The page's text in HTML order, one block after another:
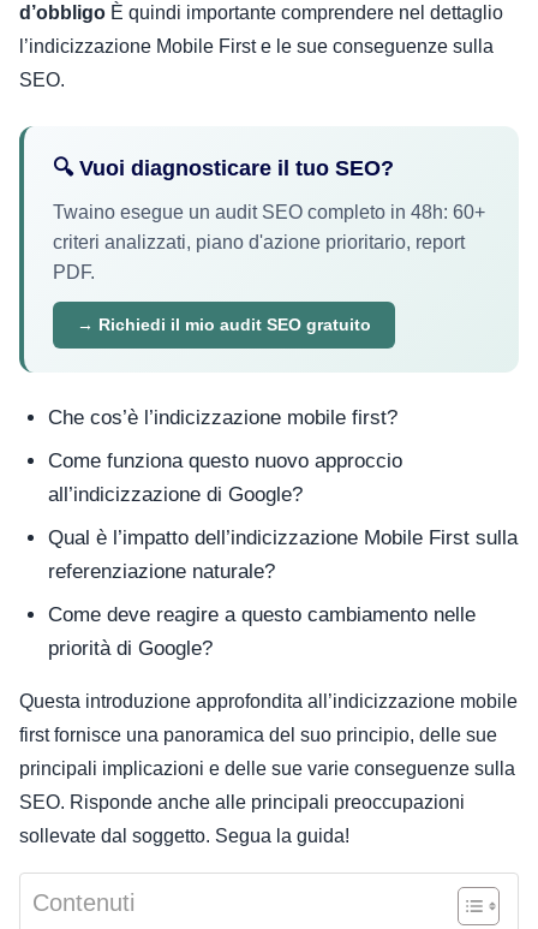
d’obbligo È quindi importante comprendere nel dettaglio
l’indicizzazione Mobile First e le sue conseguenze sulla
SEO.
🔍 Vuoi diagnosticare il tuo SEO?
Twaino esegue un audit SEO completo in 48h: 60+
criteri analizzati, piano d'azione prioritario, report
PDF.
→ Richiedi il mio audit SEO gratuito
Che cos’è l’indicizzazione mobile first?
Come funziona questo nuovo approccio
all’indicizzazione di Google?
Qual è l’impatto dell’indicizzazione Mobile First sulla
referenziazione naturale?
Come deve reagire a questo cambiamento nelle
priorità di Google?
Questa introduzione approfondita all’indicizzazione mobile
first fornisce una panoramica del suo principio, delle sue
principali implicazioni e delle sue varie conseguenze sulla
SEO. Risponde anche alle principali preoccupazioni
sollevate dal soggetto. Segua la guida!
Contenuti